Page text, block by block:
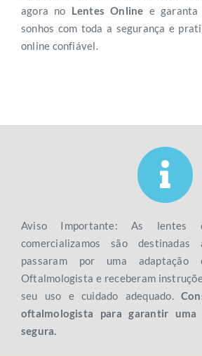
agora no Lentes Online e
sonhos com toda a segurança e
online confiável.
Aviso Importante: As lentes
comercializamos são
passaram por uma adaptação
Oftalmologista e receberam
seu uso e cuidado adequado.
oftalmologista para garantir
segura.